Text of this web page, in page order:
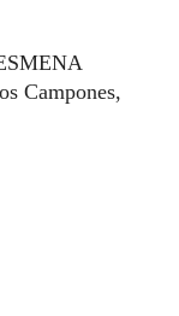
Campones,